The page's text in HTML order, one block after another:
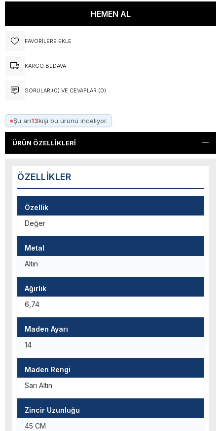
FAVORILERE EKLE
KARGO BEDAVA
SORULAR (0) VE CEVAPLAR (0)
●Şu an13kişi bu ürünü inceliyor.
ÜRÜN ÖZELLIKLERI
ÖZELLIKLER
Özellik
Değer
Metal
Altın
Ağırlık
6,74
Maden Ayarı
14
Maden Rengi
Sarı Altın
Zincir Uzunluğu
45 CM